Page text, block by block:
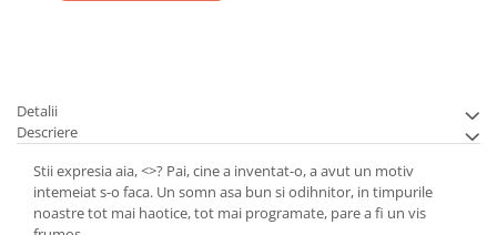
Detalii
Descriere
Stii expresia aia, <>? Pai, cine a inventat-o, a avut un motiv
intemeiat s-o faca. Un somn asa bun si odihnitor, in timpurile
noastre tot mai haotice, tot mai programate, pare a fi un vis